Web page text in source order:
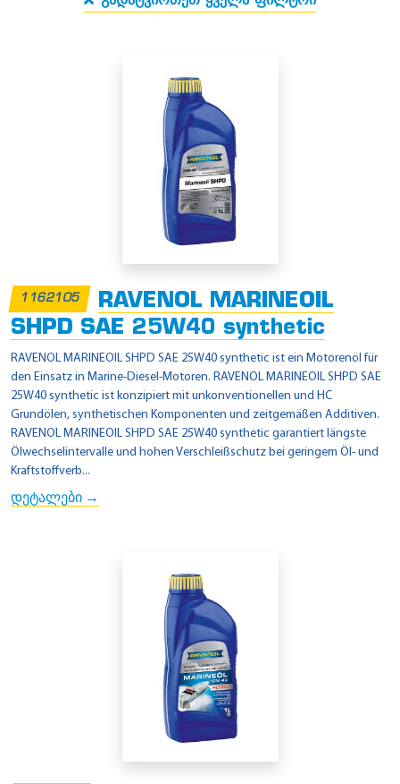
1162105
RAVENOL MARINEOIL
SHPD SAE 25W40 synthetic
RAVENOL MARINEOIL SHPD SAE 25W40 synthetic ist ein Motorenöl für
den Einsatz in Marine-Diesel-Motoren. RAVENOL MARINEOIL SHPD SAE
25W40 synthetic ist konzipiert mit unkonventionellen und HC
Grundölen, synthetischen Komponenten und zeitgemäßen Additiven.
RAVENOL MARINEOIL SHPD SAE 25W40 synthetic garantiert längste
Ölwechselintervalle und hohen Verschleißschutz bei geringem Öl- und
Kraftstoffverb...
დეტალები →